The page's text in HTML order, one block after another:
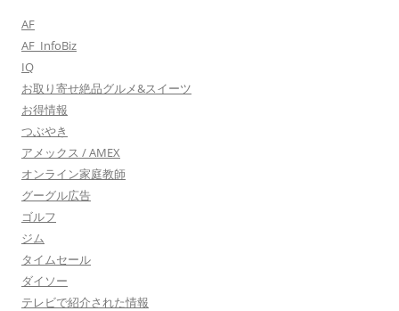
AF
AF_InfoBiz
IQ
お取り寄せ絶品グルメ&スイーツ
お得情報
つぶやき
アメックス / AMEX
オンライン家庭教師
グーグル広告
ゴルフ
ジム
タイムセール
ダイソー
テレビで紹介された情報